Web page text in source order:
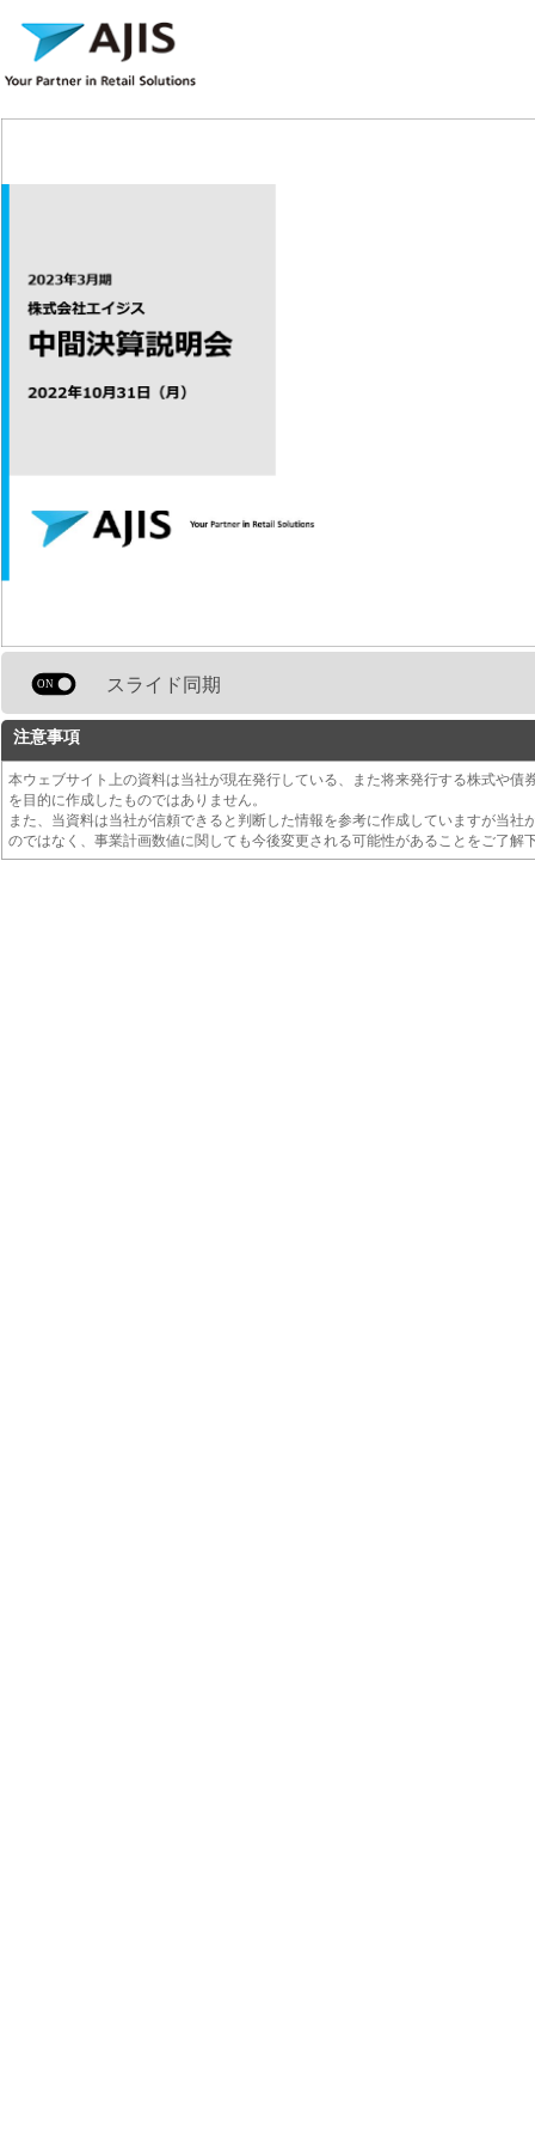
スライド同期
注意事項
本ウェブサイト上の資料は当社が現在発行している、また将来発行する株式や
を目的に作成したものではありません。
また、当資料は当社が信頼できると判断した情報を参考に作成していますが当
のではなく、事業計画数値に関しても今後変更される可能性があることをご了